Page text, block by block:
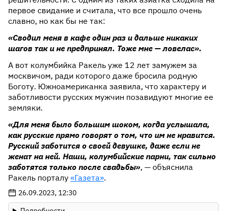
первое свидание и считала, что все прошло очень
славно, но как бы не так:
«Сводил меня в кафе один раз и дальше никаких
шагов так и не предпринял. Тоже мне — ловелас».
А вот колумбийка Ракель уже 12 лет замужем за
москвичом, ради которого даже бросила родную
Боготу. Южноамериканка заявила, что характеру и
заботливости русских мужчин позавидуют многие ее
земляки.
«Для меня было большим шоком, когда услышала,
как русские прямо говорят о том, что им не нравится.
Русский заботится о своей девушке, даже если не
женат на ней. Наши, колумбийские парни, так сильно
заботятся только после свадьбы», — объяснила
Ракель порталу «Газета».
26.09.2023, 12:30